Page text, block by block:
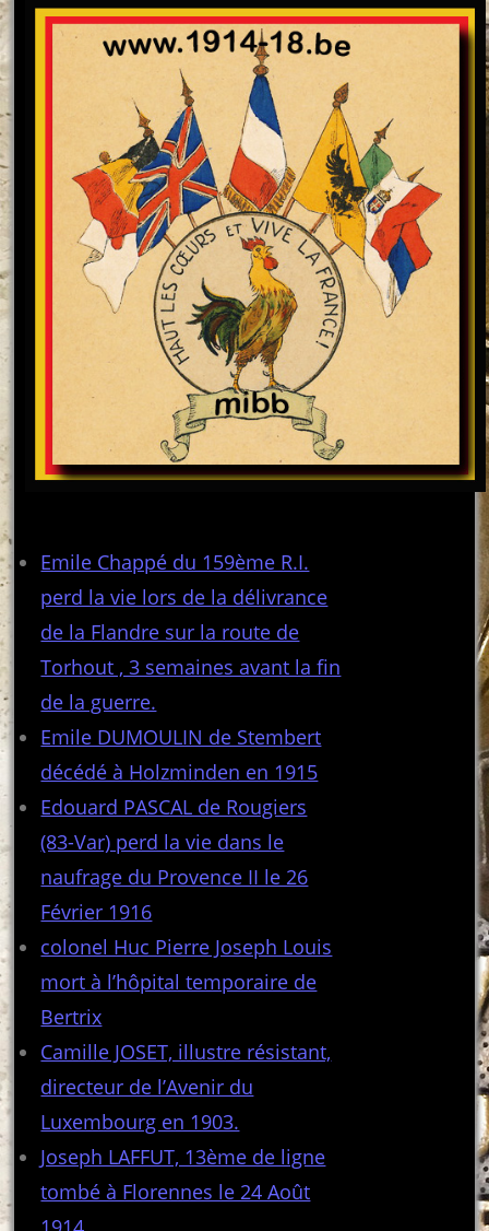
Emile Chappé du 159ème R.I.
perd la vie lors de la délivrance
de la Flandre sur la route de
Torhout , 3 semaines avant la fin
de la guerre.
Emile DUMOULIN de Stembert
décédé à Holzminden en 1915
Edouard PASCAL de Rougiers
(83-Var) perd la vie dans le
naufrage du Provence II le 26
Février 1916
colonel Huc Pierre Joseph Louis
mort à l’hôpital temporaire de
Bertrix
Camille JOSET, illustre résistant,
directeur de l’Avenir du
Luxembourg en 1903.
Joseph LAFFUT, 13ème de ligne
tombé à Florennes le 24 Août